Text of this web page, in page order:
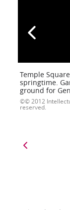
Temple
springtime.
ground for
© 2012
reserved.